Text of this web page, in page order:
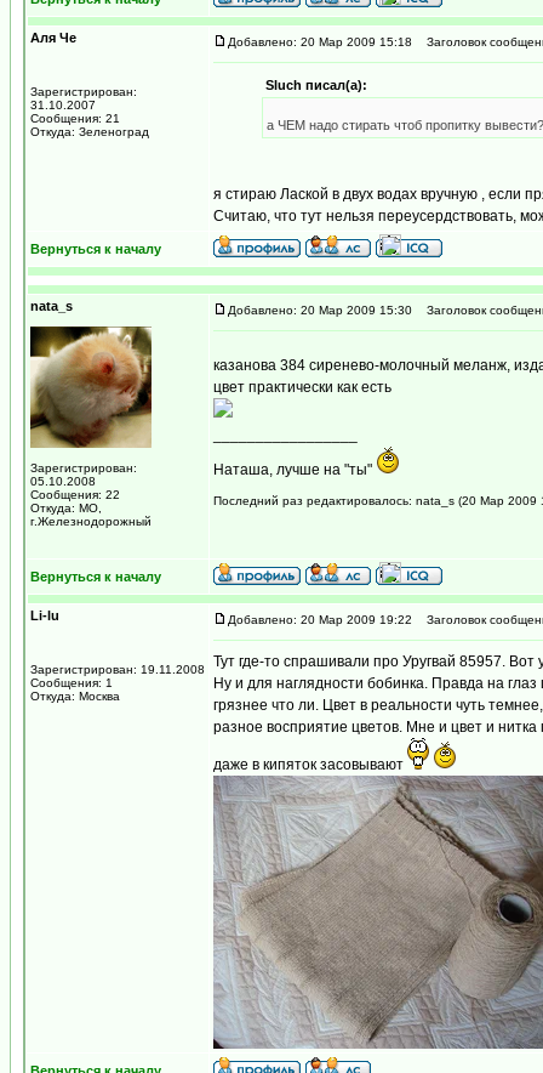
Аля Че
Зарегистрирован:
31.10.2007
Сообщения: 21
Откуда: Зеленоград
Добавлено: 20 Мар 2009 15:18 Заголовок
Sluch писал(а):
а ЧЕМ надо стирать чтоб пропитку
я стираю Лаской в двух водах вручную , если
Считаю, что тут нельзя переусердствовать,
Вернуться к началу
nata_s
Зарегистрирован:
05.10.2008
Сообщения: 22
Откуда: МО,
г.Железнодорожный
Добавлено: 20 Мар 2009 15:30 Заголовок
казанова 384 сиренево-молочный меланж,
цвет практически как есть
Наташа, лучше на "ты"
Последний раз редактировалось: nata_s (20 Мар 2009
Вернуться к началу
Li-lu
Зарегистрирован: 19.11.2008
Сообщения: 1
Откуда: Москва
Добавлено: 20 Мар 2009 19:22 Заголовок
Тут где-то спрашивали про Уругвай 85957.
Ну и для наглядности бобинка. Правда на
грязнее что ли. Цвет в реальности чуть
разное восприятие цветов. Мне и цвет и
даже в кипяток засовывают